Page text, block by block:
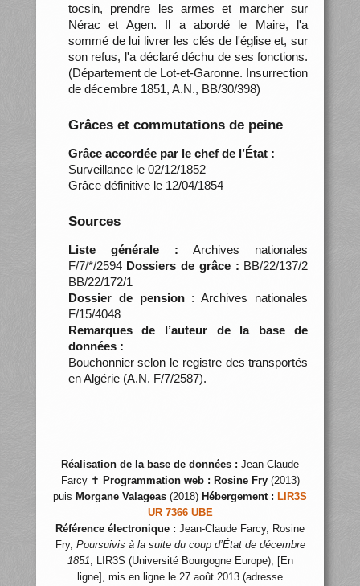
tocsin, prendre les armes et marcher sur
Nérac et Agen. Il a abordé le Maire, l'a
sommé de lui livrer les clés de l'église et, sur
son refus, l'a déclaré déchu de ses fonctions.
(Département de Lot-et-Garonne. Insurrection
de décembre 1851, A.N., BB/30/398)
Grâces et commutations de peine
Grâce accordée par le chef de l’État :
Surveillance le 02/12/1852
Grâce définitive le 12/04/1854
Sources
Liste générale : Archives nationales
F/7/*/2594 Dossiers de grâce : BB/22/137/2
BB/22/172/1
Dossier de pension: Archives nationales
F/15/4048
Remarques de l’auteur de la base de
données :
Bouchonnier selon le registre des transportés
en Algérie (A.N. F/7/2587).
Réalisation de la base de données : Jean-Claude
Farcy ✝ Programmation web : Rosine Fry(2013)
puis Morgane Valageas (2018) Hébergement : LIR3S
UR 7366 UBE
Référence électronique : Jean-Claude Farcy, Rosine
Fry, Poursuivis à la suite du coup d’État de décembre
1851, LIR3S (Université Bourgogne Europe), [En
ligne], mis en ligne le 27 août 2013 (adresse